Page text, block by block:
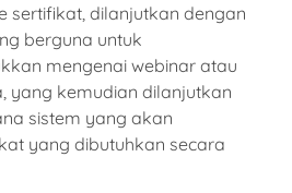
sertifikat, dilanjutkan dengan
berguna untuk
mengenai webinar atau
yang kemudian dilanjutkan
sistem yang akan
yang dibutuhkan secara